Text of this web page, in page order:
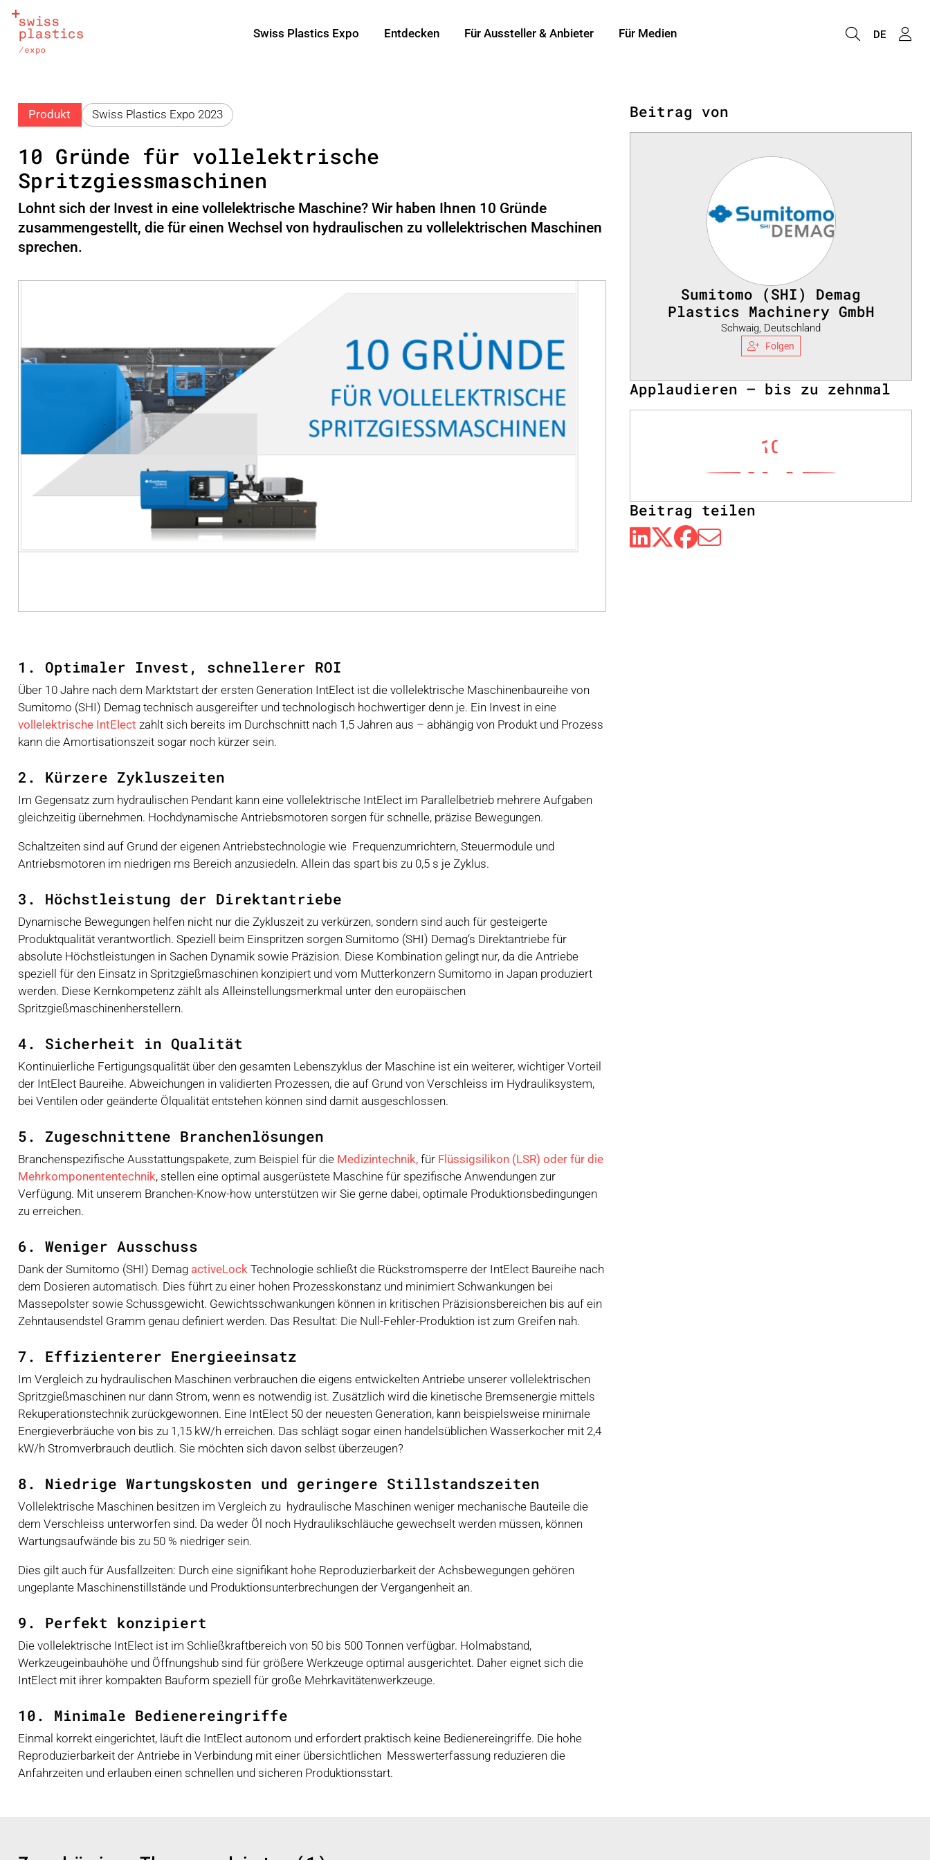
Swiss Plastics Expo Entdecken Für Aussteller & Anbieter Für Medien DE
Produkt Swiss Plastics Expo 2023
10 Gründe für vollelektrische
Spritzgiessmaschinen
Lohnt sich der Invest in eine vollelektrische Maschine? Wir haben Ihnen 10 Gründe
zusammengestellt, die für einen Wechsel von hydraulischen zu vollelektrischen Maschinen
sprechen.
1. Optimaler Invest, schnellerer ROI
Über 10 Jahre nach dem Marktstart der ersten Generation IntElect ist die vollelektrische Maschinenbaureihe von
Sumitomo (SHI) Demag technisch ausgereifter und technologisch hochwertiger denn je. Ein Invest in eine
vollelektrische IntElect zahlt sich bereits im Durchschnitt nach 1,5 Jahren aus – abhängig von Produkt und Prozess
kann die Amortisationszeit sogar noch kürzer sein.
2. Kürzere Zykluszeiten
Im Gegensatz zum hydraulischen Pendant kann eine vollelektrische IntElect im Parallelbetrieb mehrere Aufgaben
gleichzeitig übernehmen. Hochdynamische Antriebsmotoren sorgen für schnelle, präzise Bewegungen.
Schaltzeiten sind auf Grund der eigenen Antriebstechnologie wie Frequenzumrichtern, Steuermodule und
Antriebsmotoren im niedrigen ms Bereich anzusiedeln. Allein das spart bis zu 0,5 s je Zyklus.
3. Höchstleistung der Direktantriebe
Dynamische Bewegungen helfen nicht nur die Zykluszeit zu verkürzen, sondern sind auch für gesteigerte
Produktqualität verantwortlich. Speziell beim Einspritzen sorgen Sumitomo (SHI) Demag‘s Direktantriebe für
absolute Höchstleistungen in Sachen Dynamik sowie Präzision. Diese Kombination gelingt nur, da die Antriebe
speziell für den Einsatz in Spritzgießmaschinen konzipiert und vom Mutterkonzern Sumitomo in Japan produziert
werden. Diese Kernkompetenz zählt als Alleinstellungsmerkmal unter den europäischen
Spritzgießmaschinenherstellern.
4. Sicherheit in Qualität
Kontinuierliche Fertigungsqualität über den gesamten Lebenszyklus der Maschine ist ein weiterer, wichtiger Vorteil
der IntElect Baureihe. Abweichungen in validierten Prozessen, die auf Grund von Verschleiss im Hydrauliksystem,
bei Ventilen oder geänderte Ölqualität entstehen können sind damit ausgeschlossen.
5. Zugeschnittene Branchenlösungen
Branchenspezifische Ausstattungspakete, zum Beispiel für die Medizintechnik, für Flüssigsilikon (LSR) oder für die
Mehrkomponententechnik, stellen eine optimal ausgerüstete Maschine für spezifische Anwendungen zur
Verfügung. Mit unserem Branchen-Know-how unterstützen wir Sie gerne dabei, optimale Produktionsbedingungen
zu erreichen.
6. Weniger Ausschuss
Dank der Sumitomo (SHI) Demag activeLock Technologie schließt die Rückstromsperre der IntElect Baureihe nach
dem Dosieren automatisch. Dies führt zu einer hohen Prozesskonstanz und minimiert Schwankungen bei
Massepolster sowie Schussgewicht. Gewichtsschwankungen können in kritischen Präzisionsbereichen bis auf ein
Zehntausendstel Gramm genau definiert werden. Das Resultat: Die Null-Fehler-Produktion ist zum Greifen nah.
7. Effizienterer Energieeinsatz
Im Vergleich zu hydraulischen Maschinen verbrauchen die eigens entwickelten Antriebe unserer vollelektrischen
Spritzgießmaschinen nur dann Strom, wenn es notwendig ist. Zusätzlich wird die kinetische Bremsenergie mittels
Rekuperationstechnik zurückgewonnen. Eine IntElect 50 der neuesten Generation, kann beispielsweise minimale
Energieverbräuche von bis zu 1,15 kW/h erreichen. Das schlägt sogar einen handelsüblichen Wasserkocher mit 2,4
kW/h Stromverbrauch deutlich. Sie möchten sich davon selbst überzeugen?
8. Niedrige Wartungskosten und geringere Stillstandszeiten
Vollelektrische Maschinen besitzen im Vergleich zu hydraulische Maschinen weniger mechanische Bauteile die
dem Verschleiss unterworfen sind. Da weder Öl noch Hydraulikschläuche gewechselt werden müssen, können
Wartungsaufwände bis zu 50 % niedriger sein.
Dies gilt auch für Ausfallzeiten: Durch eine signifikant hohe Reproduzierbarkeit der Achsbewegungen gehören
ungeplante Maschinenstillstände und Produktionsunterbrechungen der Vergangenheit an.
9. Perfekt konzipiert
Die vollelektrische IntElect ist im Schließkraftbereich von 50 bis 500 Tonnen verfügbar. Holmabstand,
Werkzeugeinbauhöhe und Öffnungshub sind für größere Werkzeuge optimal ausgerichtet. Daher eignet sich die
IntElect mit ihrer kompakten Bauform speziell für große Mehrkavitätenwerkzeuge.
10. Minimale Bedienereingriffe
Einmal korrekt eingerichtet, läuft die IntElect autonom und erfordert praktisch keine Bedienereingriffe. Die hohe
Reproduzierbarkeit der Antriebe in Verbindung mit einer übersichtlichen Messwerterfassung reduzieren die
Anfahrzeiten und erlauben einen schnellen und sicheren Produktionsstart.
Beitrag von
Sumitomo (SHI) Demag
Plastics Machinery GmbH
Schwaig, Deutschland
Folgen
Applaudieren – bis zu zehnmal
10
Beitrag teilen